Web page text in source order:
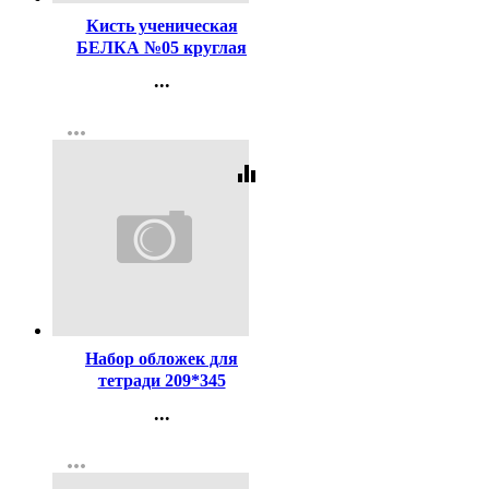
Кисть ученическая
БЕЛКА №05 круглая
...
Регистрация
more_horiz
equalizer
Набор обложек для
тетради 209*345
штук в наборе арт.Т50-10п
...
Регистрация
more_horiz